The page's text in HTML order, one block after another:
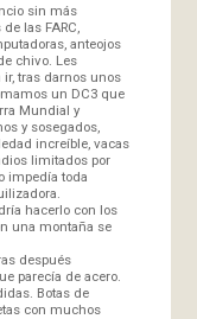
sin más
las FARC,
anteojos
chivo. Les
tras darnos unos
un DC3 que
Mundial y
y sosegados,
increíble, vacas
limitados por
impedía toda
hacerlo con los
una montaña se
después
parecía de acero.
Botas de
con muchos